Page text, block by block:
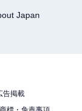
Japan
告掲載